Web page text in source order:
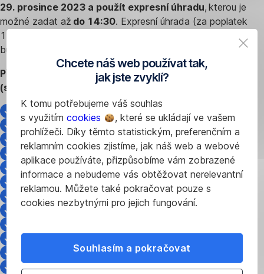
Chcete náš web používat tak,
jak jste zvyklí?
K tomu potřebujeme váš souhlas
s využitím cookies
, které se ukládají ve vašem
prohlížeči. Díky těmto statistickým, preferenčním a
reklamním cookies zjistíme, jak náš web a webové
aplikace používáte, přizpůsobíme vám zobrazené
informace a nebudeme vás obtěžovat nerelevantní
reklamou. Můžete také pokračovat pouze s
cookies nezbytnými pro jejich fungování.
Souhlasím a pokračovat
29. prosince 2023 a použít expresní úhradu, kterou je
možné zadat až do 14:30. Expresní úhrada (za poplatek
125 Kč) je garantovaná služba a víme, že na účtu příjemce
budou peníze ještě ten samý den.
Přehled bank, které nabízí službu okamžité platby
(seznam zapojených bank spravuje
Komerční banka – 0100
ČSOB – 0300
Moneta Money Bank – 0600
Česká spořitelna - 0800
Fio banka – 2010
Banka Creditas – 2250
Air Bank – 3030
Raiffeisenbank – 5500
PPF banka – 6000
mBank – 6210
Partners Banka - 6363